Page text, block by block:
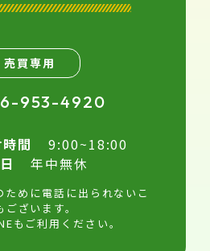
売買専用
953-4920
間
9:00~18:00
年中無休
めに電話に出られないこ
ございます。
もご利用ください。